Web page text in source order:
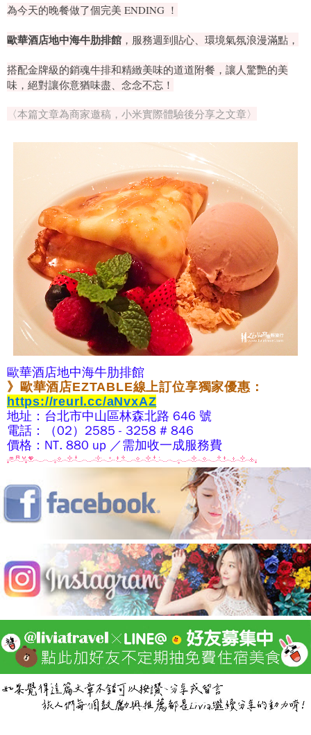
為今天的晚餐做了個完美 ENDING ！
歐華酒店地中海牛肋排館 ，服務週到貼心、環境氣氛浪漫滿點，
搭配金牌級的銷魂牛排和精緻美味的道道附餐，讓人驚艷的美
味，絕對讓你意猶味盡、念念不忘！
〈本篇文章為商家邀稿，小米實際體驗後分享之文章〉
歐華酒店地中海牛肋排館
》 歐華酒店EZTABLE線上訂位享獨家優惠 ：
https://reurl.cc/aNvxAZ
地址：台北市中山區林森北路 646 號
電話：（02）2585 - 3258 # 846
價格：NT. 880 up ／需加收一成服務費